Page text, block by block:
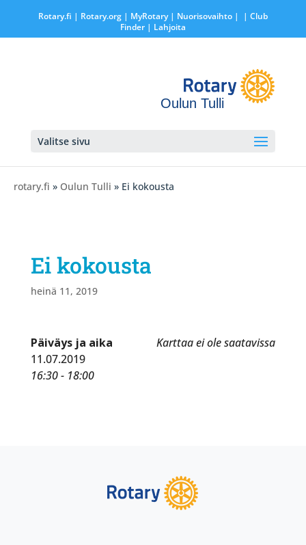
Rotary.fi | Rotary.org| MyRotary | Nuorisovaihto|
| Club
Finder| Lahjoita
Oulun Tulli
Valitse sivu
rotary.fi » Oulun Tulli » Ei kokousta
Ei kokousta
heinä 11, 2019
Karttaa ei ole saatavissa
Päiväys ja aika
11.07.2019
16:30 - 18:00